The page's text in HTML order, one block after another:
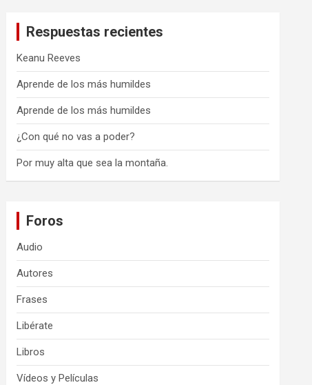
Respuestas recientes
Keanu Reeves
Aprende de los más humildes
Aprende de los más humildes
¿Con qué no vas a poder?
Por muy alta que sea la montaña.
Foros
Audio
Autores
Frases
Libérate
Libros
Vídeos y Películas